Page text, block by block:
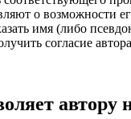
о возможности
имя (либо
согласие
автору